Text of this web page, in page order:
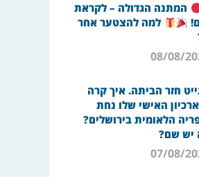
המתנה הגדולה – לקראת
למה להצטער אחר
חזר הביתה. איך קרה
האישי שלו נחת
הלאומית בירושלים?
יש שם?